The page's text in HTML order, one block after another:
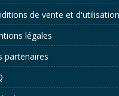
de vente et d'utilisation
légales
partenaires